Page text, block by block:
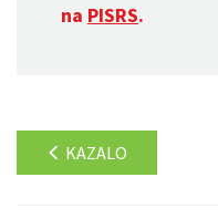
na PISRS.
KAZALO